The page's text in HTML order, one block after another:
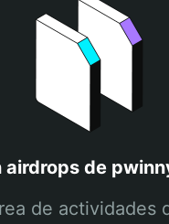
airdrops de
de actividades